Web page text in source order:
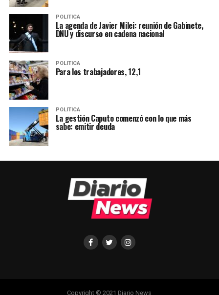
POLITICA
La agenda de Javier Milei: reunión de Gabinete,
DNU y discurso en cadena nacional
POLITICA
Para los trabajadores, 12,1
POLITICA
La gestión Caputo comenzó con lo que más
sabe: emitir deuda
Copyright © 2021 Diario News